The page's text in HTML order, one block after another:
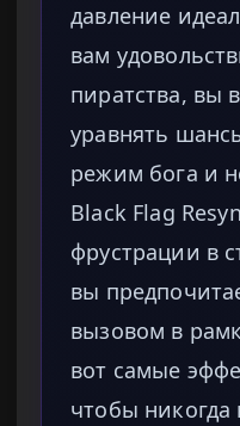
давление
вам
пиратства, вы
уравнять
режим бога и
Black Flag
фрустрации в
вы
вызовом в
вот самые
чтобы никогда